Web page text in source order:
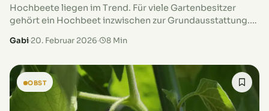
Hochbeete liegen im Trend. Für viele Gartenbesitzer
gehört ein Hochbeet inzwischen zur Grundausstattung.
anzulegen, solltest du vorher prüfen, ob…
Gabi·20. Februar 2026· 8 Min
OBST